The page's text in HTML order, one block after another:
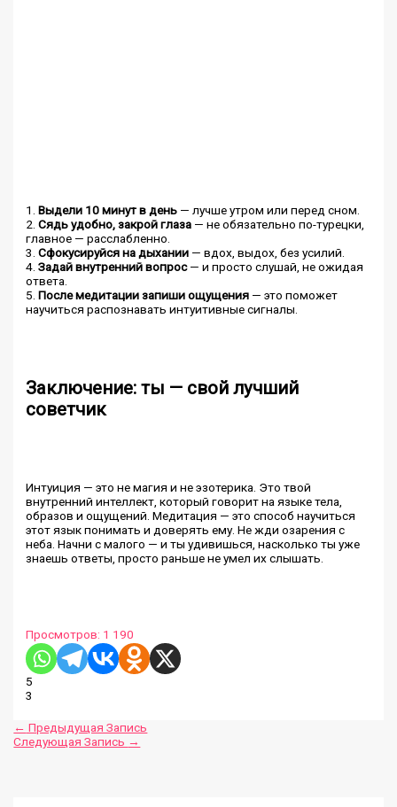
1.Выдели 10 минут в день — лучше утром или перед сном.
2.Сядь удобно, закрой глаза — не обязательно по-турецки,
главное — расслабленно.
3.Сфокусируйся на дыхании — вдох, выдох, без усилий.
4.Задай внутренний вопрос— и просто слушай, не ожидая
ответа.
5.После медитации запиши ощущения — это поможет
научиться распознавать интуитивные сигналы.
Заключение: ты — свой лучший
советчик
Интуиция — это не магия и не эзотерика. Это твой
внутренний интеллект, который говорит на языке тела,
образов и ощущений. Медитация — это способ научиться
этот язык понимать и доверять ему. Не жди озарения с
неба. Начни с малого — и ты удивишься, насколько ты уже
знаешь ответы, просто раньше не умел их слышать.
Просмотров: 1 190
5
3
← Предыдущая Запись
Следующая Запись →